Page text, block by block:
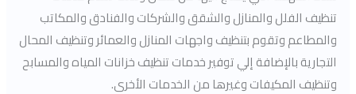
تنظيف الفلل والمنازل والشقق والشركات والفنادق والمكاتب
والمطاعم وتقوم بتنظيف واجهات المنازل والعمائر وتنظيف المحال
التجارية بالإضافة إلي توفير خدمات تنظيف خزانات المياه والمسابح
وتنظيف المكيفات وغيرها من الخدمات الأخرى.